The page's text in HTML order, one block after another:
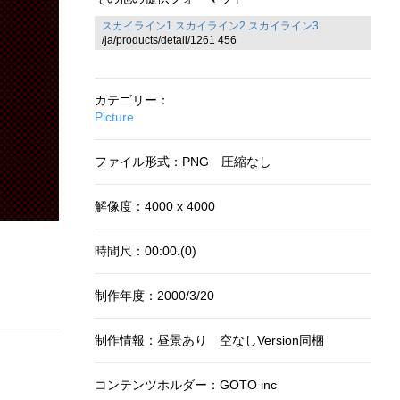
スカイライン1 スカイライン2 スカイライン3
/ja/products/detail/1261 456
カテゴリー：
Picture
ファイル形式：PNG 圧縮なし
解像度：4000 x 4000
時間尺：00:00.(0)
制作年度：2000/3/20
制作情報：昼景あり 空なしVersion同梱
コンテンツホルダー：GOTO inc